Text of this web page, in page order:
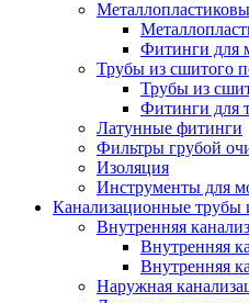
Фитинги для
Трубы из сшитого
Трубы из
Фитинги для
Латунные фитинги
Фильтры грубой
Изоляция
Инструменты для
Канализационные трубы
Внутренняя
Внутренняя
Внутренняя
Наружная